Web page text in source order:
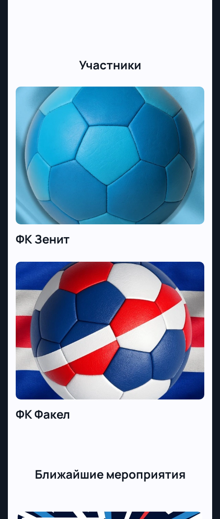
Участники
ФК Зенит
ФК Факел
Ближайшие мероприятия